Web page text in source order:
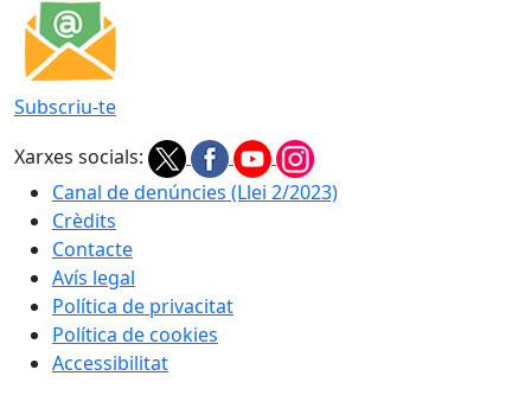
Subscriu-te
Xarxes socials:
Canal de denúncies (Llei 2/2023)
Crèdits
Contacte
Avís legal
Política de privacitat
Política de cookies
Accessibilitat